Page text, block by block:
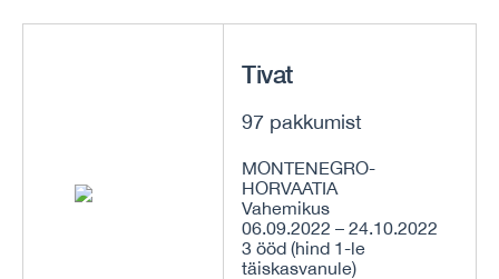
Tivat
97 pakkumist
MONTENEGRO-
HORVAATIA
Vahemikus
06.09.2022 – 24.10.2022
3 ööd (hind 1-le
täiskasvanule)